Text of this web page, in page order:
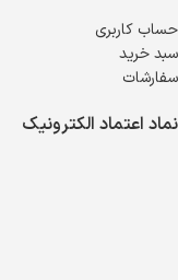
حساب کاربری
سبد خرید
سفارشات
نماد اعتماد الکترونیک